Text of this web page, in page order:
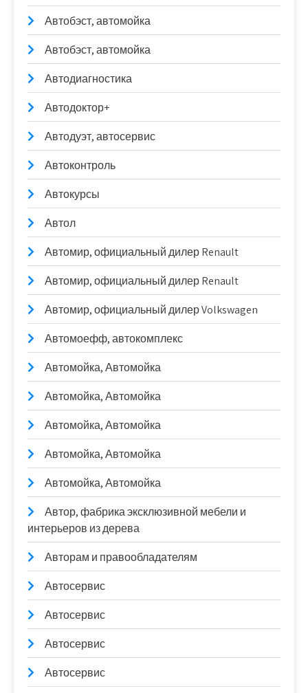
Автобэст, автомойка
Автобэст, автомойка
Автодиагностика
Автодоктор+
Автодуэт, автосервис
Автоконтроль
Автокурсы
Автол
Автомир, официальный дилер Renault
Автомир, официальный дилер Renault
Автомир, официальный дилер Volkswagen
Автомоефф, автокомплекс
Автомойка, Автомойка
Автомойка, Автомойка
Автомойка, Автомойка
Автомойка, Автомойка
Автомойка, Автомойка
Автор, фабрика эксклюзивной мебели и
интерьеров из дерева
Авторам и правообладателям
Автосервис
Автосервис
Автосервис
Автосервис